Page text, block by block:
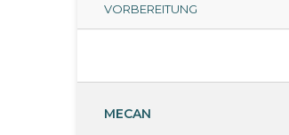
VORBEREITUNG
MECAN